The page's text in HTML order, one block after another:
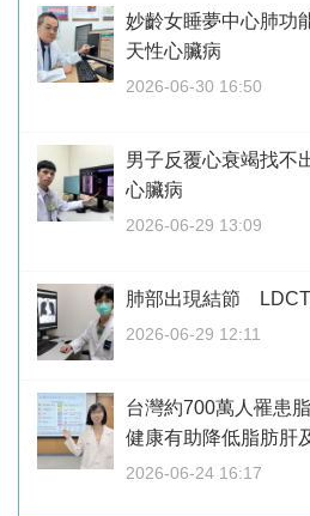
妙齡女睡夢中心肺
天性心臟病
2026-06-30 16:50
男子反覆心衰竭找
心臟病
2026-06-29 13:09
肺部出現結節
2026-06-29 12:11
台灣約700萬人罹患
健康有助降低脂肪肝
2026-06-24 16:17